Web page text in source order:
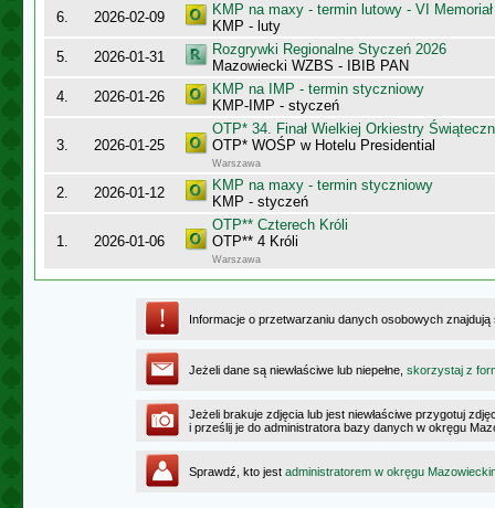
6.
2026-02-09
KMP na maxy - termin lutowy - VI
KMP - luty
5.
2026-01-31
Rozgrywki Regionalne Styczeń 2026
Mazowiecki WZBS - IBIB PAN
4.
2026-01-26
KMP na IMP - termin styczniowy
KMP-IMP - styczeń
3. 2026-01-25
OTP* 34. Finał Wielkiej Orkiestry
OTP* WOŚP w Hotelu Presidential
Warszawa
2. 2026-01-12
KMP na maxy - termin styczniowy
KMP - styczeń
1. 2026-01-06
OTP** Czterech Króli
OTP** 4 Króli
Warszawa
Informacje o przetwarzaniu danych osobowych
Jeżeli dane są niewłaściwe lub niepełne, skorzystaj z
Jeżeli brakuje zdjęcia lub jest niewłaściwe przygotuj
i prześlij je do administratora bazy danych w okręgu
Sprawdź, kto jest administratorem w okręgu